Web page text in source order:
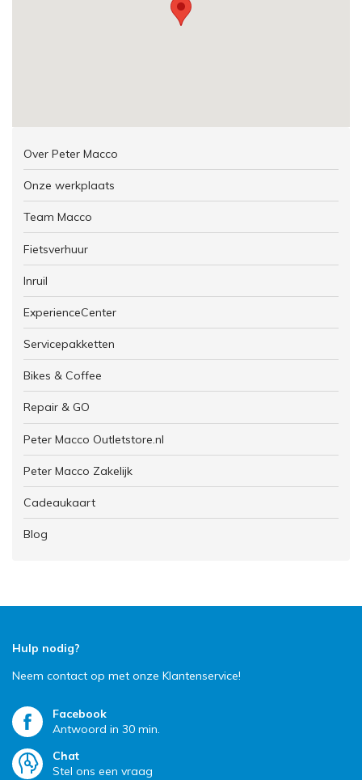
Over Peter Macco
Onze werkplaats
Team Macco
Fietsverhuur
Inruil
ExperienceCenter
Servicepakketten
Bikes & Coffee
Repair & GO
Peter Macco Outletstore.nl
Peter Macco Zakelijk
Cadeaukaart
Blog
Hulp nodig?
Neem contact op met onze Klantenservice!
Facebook
Antwoord in 30 min.
Chat
Stel ons een vraag